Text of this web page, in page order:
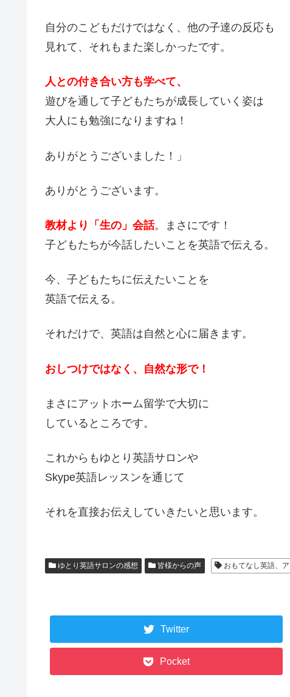
自分のこどもだけではなく、他の子達の反応も
見れて、それもまた楽しかったです。
人との付き合い方も学べて、
遊びを通して子どもたちが成長していく姿は
大人にも勉強になりますね！
ありがとうございました！」
ありがとうございます。
教材より「生の」会話。まさにです！
子どもたちが今話したいことを英語で伝える。
今、子どもたちに伝えたいことを
英語で伝える。
それだけで、英語は自然と心に届きます。
おしつけではなく、自然な形で！
まさにアットホーム留学で大切に
しているところです。
これからもゆとり英語サロンや
Skype英語レッスンを通じて
それを直接お伝えしていきたいと思います。
ゆとり英語サロンの感想 皆様からの声 おもてなし英語、
Twitter
Pocket